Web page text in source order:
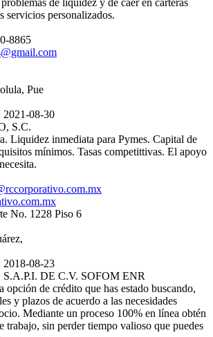
servicios personalizados.
8865
Pue
2021-08-30
S.C.
Liquidez inmediata para Pymes. Capital de
mínimos. Tasas competittivas. El apoyo
No. 1228 Piso 6
2018-08-23
DE C.V. SOFOM ENR
de crédito que has estado buscando,
y plazos de acuerdo a las necesidades
Mediante un proceso 100% en línea obtén
trabajo, sin perder tiempo valioso que puedes